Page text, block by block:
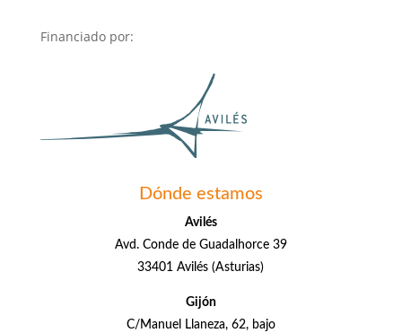
Financiado por:
Dónde estamos
Avilés
Avd. Conde de Guadalhorce 39
33401 Avilés (Asturias)
Gijón
C/Manuel Llaneza, 62, bajo